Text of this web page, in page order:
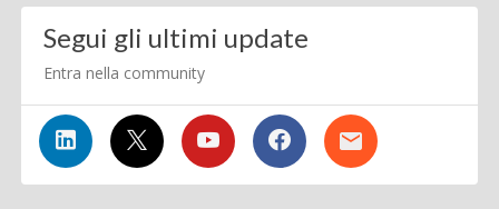
Segui gli ultimi update
Entra nella community